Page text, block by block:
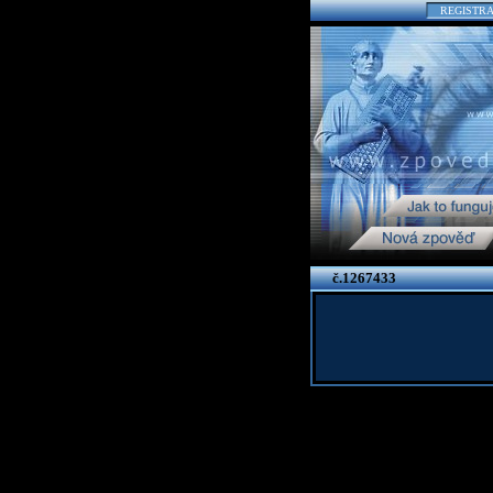
č.1267433